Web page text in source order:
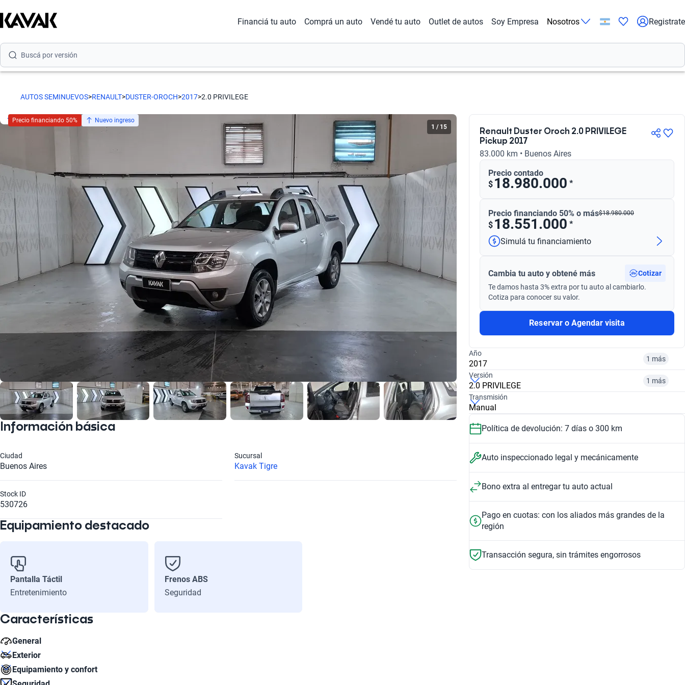
Financiá tu auto Comprá un auto Vendé tu auto Outlet de autos Soy Empresa Nosotros Registrate
Buscá por versión
Buscá por marca
Buscá por modelo
AUTOS SEMINUEVOS>RENAULT>DUSTER-OROCH>2017>2.0 PRIVILEGE
Renault Duster Oroch 2.0 PRIVILEGE
Pickup 2017
83.000 km • Buenos Aires
Precio contado
$ 18.980.000 *
Precio financiando 50% o más$18.980.000
$ 18.551.000 *
Simulá tu financiamiento
Cambia tu auto y obtené más
Cotizar
Te damos hasta 3% extra por tu auto al cambiarlo.
Cotiza para conocer su valor.
Reservar o Agendar visita
Año
2017 1 más
2017
$ 18.551.000
Versión
2.0 PRIVILEGE 1 más
$ 18.551.000 $ 46.582.970
Transmisión
Manual
Política de devolución: 7 días o 300 km
Auto inspeccionado legal y mecánicamente
Bono extra al entregar tu auto actual
Pago en cuotas: con los aliados más grandes de la
región
Transacción segura, sin trámites engorrosos
1 / 15
Precio financiando 50% Nuevo ingreso
Información básica
Buenos Aires
Ciudad
Kavak Tigre
Sucursal
530726
Stock ID
Equipamiento destacado
Pantalla Táctil
Entretenimiento
Frenos ABS
Seguridad
Características
General
4
Exterior
Diámetro de Rin
Equipamiento y confort